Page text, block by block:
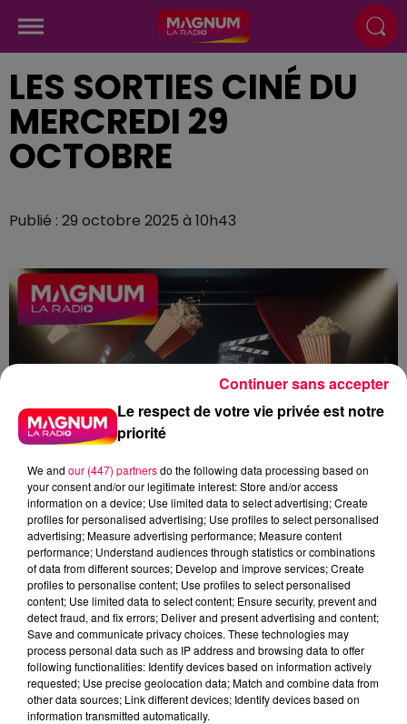
LES SORTIES CINÉ DU
MERCREDI 29
OCTOBRE
Publié : 29 octobre 2025 à 10h43
podcasts/2025/10/Sorties-cine-4.mp3
Le respect de votre vie privée est notre
priorité
We and our (447) partnersdo the following data processing based on
your consent and/or our legitimate interest: Store and/or access
information on a device; Use limited data to select advertising; Create
profiles for personalised advertising; Use profiles to select personalised
advertising; Measure advertising performance; Measure content
performance; Understand audiences through statistics or combinations
of data from different sources; Develop and improve services; Create
profiles to personalise content; Use profiles to select personalised
content; Use limited data to select content; Ensure security, prevent and
detect fraud, and fix errors; Deliver and present advertising and content;
Save and communicate privacy choices. These technologies may
process personal data such as IP address and browsing data to offer
following functionalities: Identify devices based on information actively
requested; Use precise geolocation data; Match and combine data from
other data sources; Link different devices; Identify devices based on
information transmitted automatically.
Continuer sans accepter